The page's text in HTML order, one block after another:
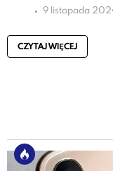
9 listopada
CZYTAJ WIĘCEJ